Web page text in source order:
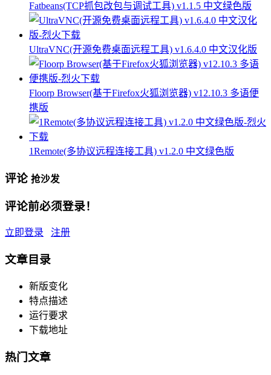
Fatbeans(TCP抓包改包与调试工具) v1.1.5 中文绿色版
UltraVNC(开源免费桌面远程工具) v1.6.4.0 中文汉化版
Floorp Browser(基于Firefox火狐浏览器) v12.10.3 多语便
携版
1Remote(多协议远程连接工具) v1.2.0 中文绿色版
评论 抢沙发
评论前必须登录！
立即登录 注册
文章目录
新版变化
特点描述
运行要求
下载地址
热门文章